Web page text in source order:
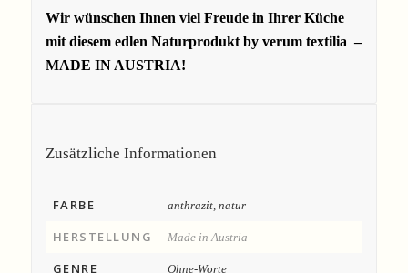
Wir wünschen Ihnen viel Freude in Ihrer Küche
mit diesem edlen Naturprodukt by verum textilia –
MADE IN AUSTRIA!
Zusätzliche Informationen
FARBE anthrazit, natur
HERSTELLUNG Made in Austria
GENRE Ohne-Worte